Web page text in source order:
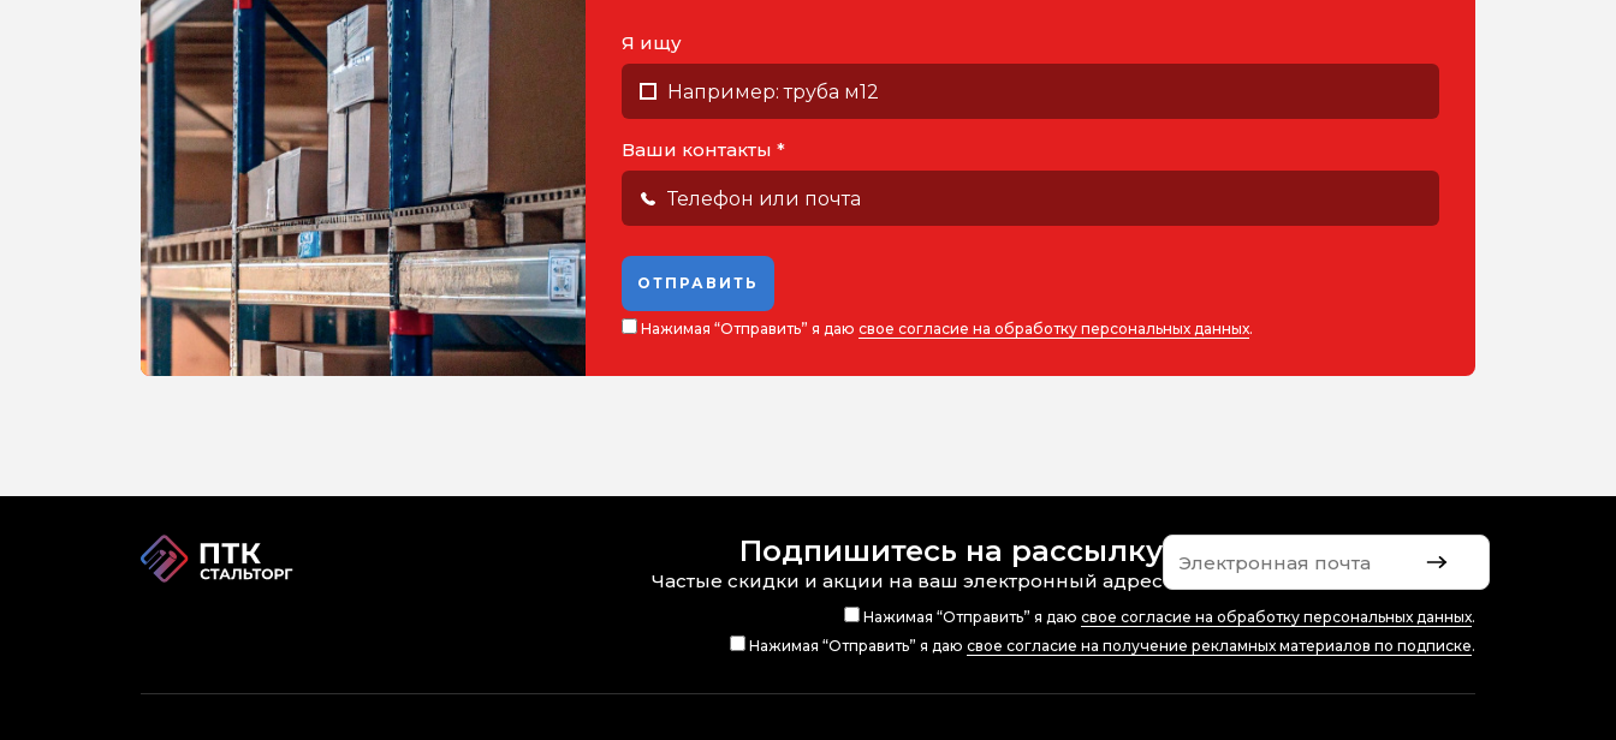
Я ищу
Ваши контакты *
ОТПРАВИТЬ
Нажимая “Отправить” я даю свое согласие на обработку персональных данных.
Подпишитесь на рассылку
Частые скидки и акции на ваш электронный адрес
Нажимая “Отправить” я даю свое согласие на обработку персональных данных.
Нажимая “Отправить” я даю свое согласие на получение рекламных материалов по подписке.